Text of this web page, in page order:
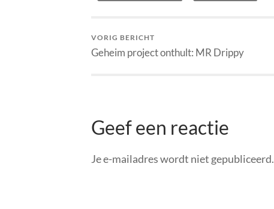
VORIG BERICHT
Geheim project onthult: MR Drippy
Geef een reactie
Je e-mailadres wordt niet gepubliceerd.